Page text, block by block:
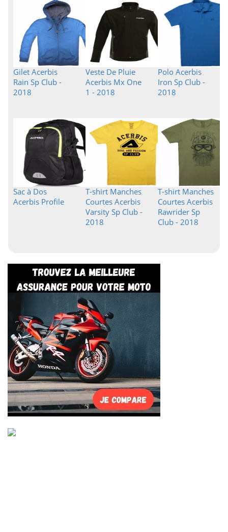
Gilet Acerbis
Rain Sp Club -
2018
Veste De Pluie
Acerbis Mx One
1 - 2018
Polo Acerbis
Iron Sp Club -
2018
Sac à Dos
Acerbis Profile
T-shirt Manches
Courtes Acerbis
Varsity Sp Club -
2018
T-shirt Manches
Courtes Acerbis
Rawrider Sp
Club - 2018